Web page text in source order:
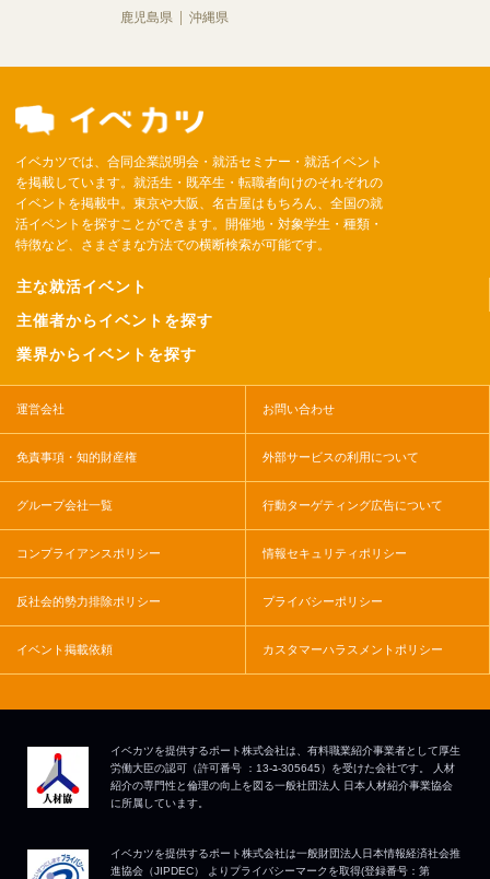
鹿児島県
沖縄県
イベカツでは、合同企業説明会・就活セミナー・就活イベント
を掲載しています。就活生・既卒生・転職者向けのそれぞれの
イベントを掲載中。東京や大阪、名古屋はもちろん、全国の就
活イベントを探すことができます。開催地・対象学生・種類・
特徴など、さまざまな方法での横断検索が可能です。
主な就活イベント
主催者からイベントを探す
業界からイベントを探す
運営会社 お問い合わせ
免責事項・知的財産権 外部サービスの利用について
グループ会社一覧 行動ターゲティング広告について
コンプライアンスポリシー 情報セキュリティポリシー
反社会的勢力排除ポリシー プライバシーポリシー
イベント掲載依頼 カスタマーハラスメントポリシー